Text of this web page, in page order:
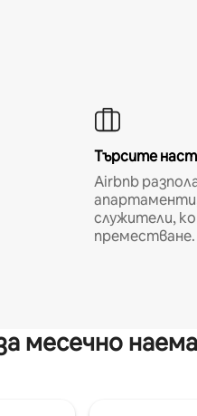
Търсите
Airbnb
апартаменти,
служители,
преместване.
месечно